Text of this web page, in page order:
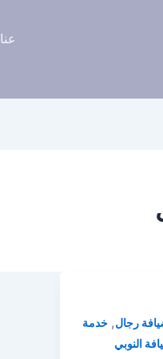
عنا
رجال, خدمة
النوبي